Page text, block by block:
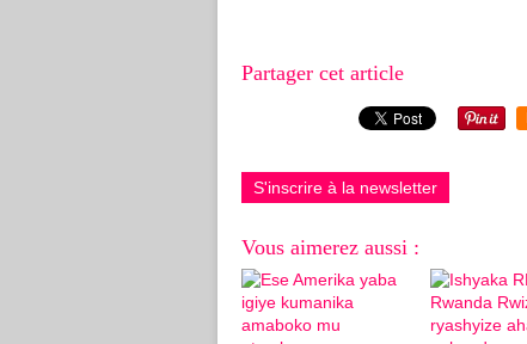
Partager cet article
S'inscrire à la newsletter
Vous aimerez aussi :